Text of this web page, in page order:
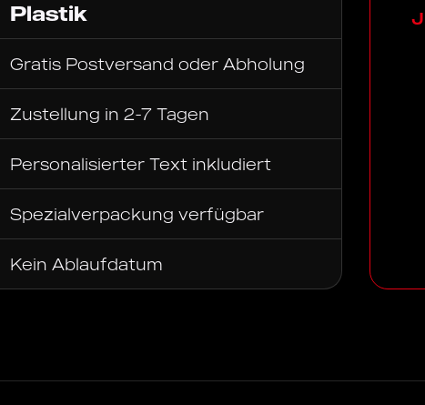
Plastik
Gratis Postversand oder Abholung
Zustellung in 2-7 Tagen
Personalisierter Text inkludiert
Spezialverpackung verfügbar
Kein Ablaufdatum